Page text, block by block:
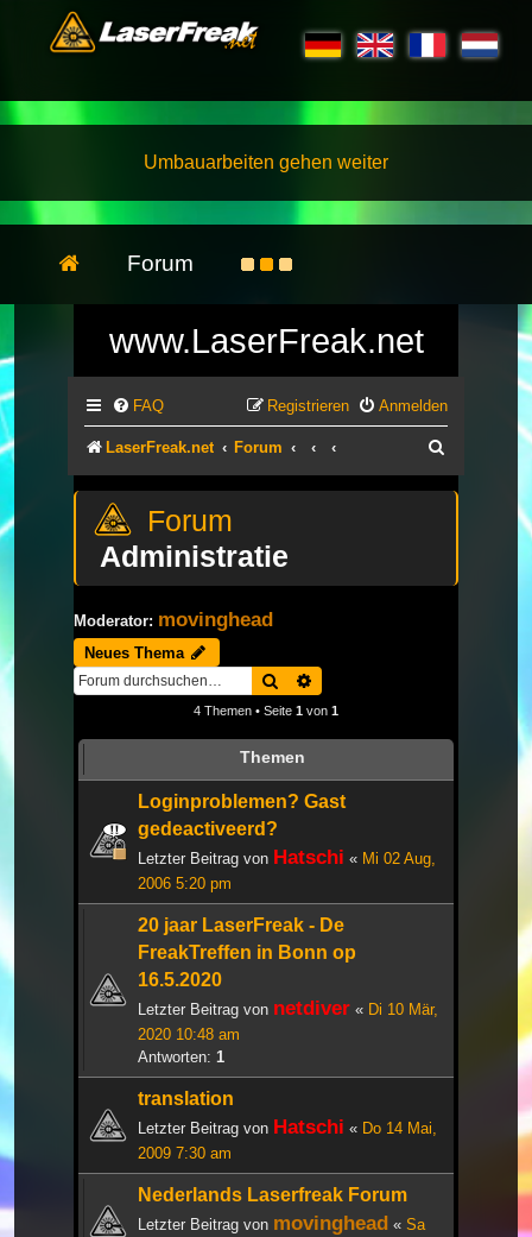
Umbauarbeiten gehen weiter
Forum
www.LaserFreak.net
FAQ Anmelden
Registrieren
LaserFreak.net Forum
Administratie
Moderator: movinghead
Neues Thema
Suche
4 Themen • Seite 1 von 1
Themen
Loginproblemen? Gast
gedeactiveerd?
Letzter Beitrag von Hatschi « Mi 02 Aug,
2006 5:20 pm
20 jaar LaserFreak - De
FreakTreffen in Bonn op
16.5.2020
Letzter Beitrag von netdiver « Di 10 Mär,
2020 10:48 am
Antworten: 1
translation
Letzter Beitrag von Hatschi « Do 14 Mai,
2009 7:30 am
Nederlands Laserfreak Forum
Letzter Beitrag von movinghead « Sa